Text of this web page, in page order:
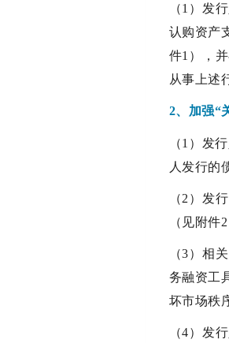
（1）发
认购资产
件1），
从事上述
2、加强“
（1）发
人发行的
（2）发
（见附
（3）相
务融资工
坏市场秩
（4）发